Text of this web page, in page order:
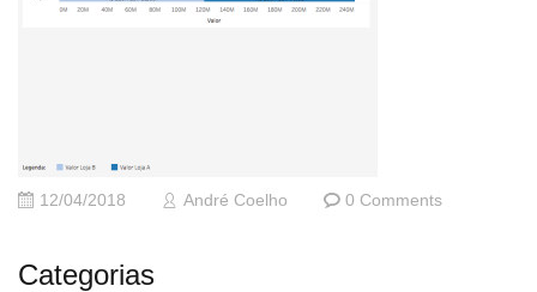
12/04/2018 André Coelho 0 Comments
Categorias